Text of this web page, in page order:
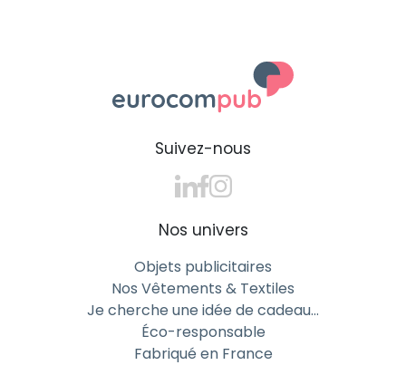
Suivez-nous
Nos univers
Objets publicitaires
Nos Vêtements & Textiles
Je cherche une idée de cadeau…
Éco-responsable
Fabriqué en France